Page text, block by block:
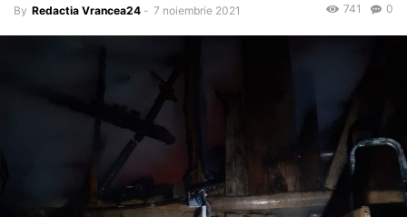
By Redactia Vrancea24 - 7 noiembrie 2021 0
741